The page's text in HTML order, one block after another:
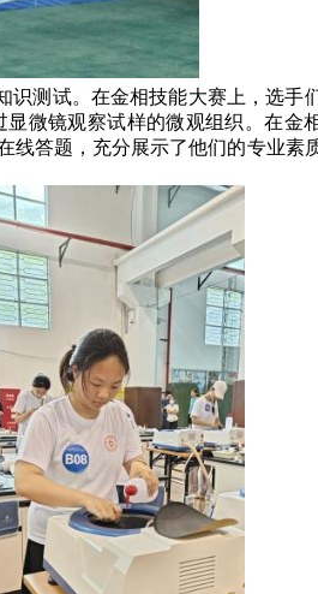
识测试。在金相技能大赛上，选手
微镜观察试样的微观组织。在金
线答题，充分展示了他们的专业素